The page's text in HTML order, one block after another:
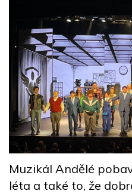
Muzikál Andělé
léta a také to, že